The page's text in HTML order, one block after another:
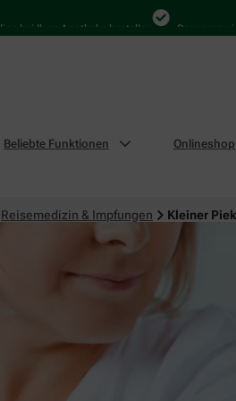
Ihrer Apotheke bestellen Bequem
Beliebte Funktionen Onlineshop
Reisemedizin & Impfungen Kleiner